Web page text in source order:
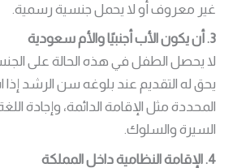
غير معروف أو لا يحمل جنسية رسمية.
3. أن يكون الأب أجنبيًا والأم سعودية
لا يحصل الطفل في هذه الحالة على
يحق له التقديم عند بلوغه سن الرشد
المحددة مثل الإقامة الدائمة، وإجادة
السيرة والسلوك.
4. الإقامة النظامية داخل المملكة